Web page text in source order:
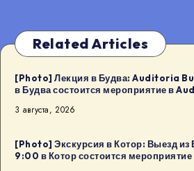
Related Articles
[Photo] Лекция в Будва: Auditoria
в Будва состоится мероприятие в
3 августа, 2026
[Photo] Экскурсия в Котор: Выезд из
9:00 в Котор состоится